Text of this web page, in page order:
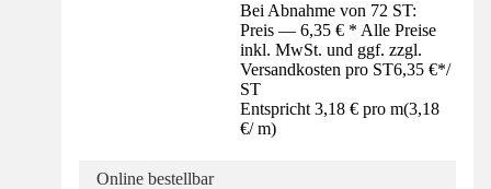
Bei Abnahme von 72 ST:
Preis — 6,35 € * Alle Preise
inkl. MwSt. und ggf. zzgl.
Versandkosten pro ST6,35 €*/
ST
Entspricht 3,18 € pro m(3,18
€/ m)
Online bestellbar